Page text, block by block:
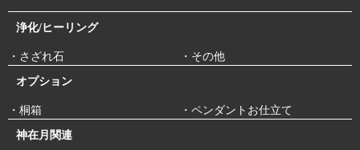
浄化/ヒーリング
・さざれ石 ・その他
オプション
・桐箱 ・ペンダントお仕立て
神在月関連